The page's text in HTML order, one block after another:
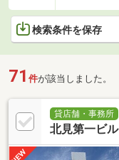
検索条件を保存
71 件が該当しました。
貸店舗・事務所
北見第一ビル